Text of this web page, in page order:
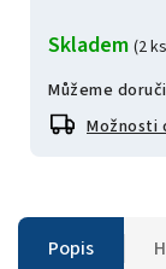
Skladem (2
Můžeme
Možnosti
Popis